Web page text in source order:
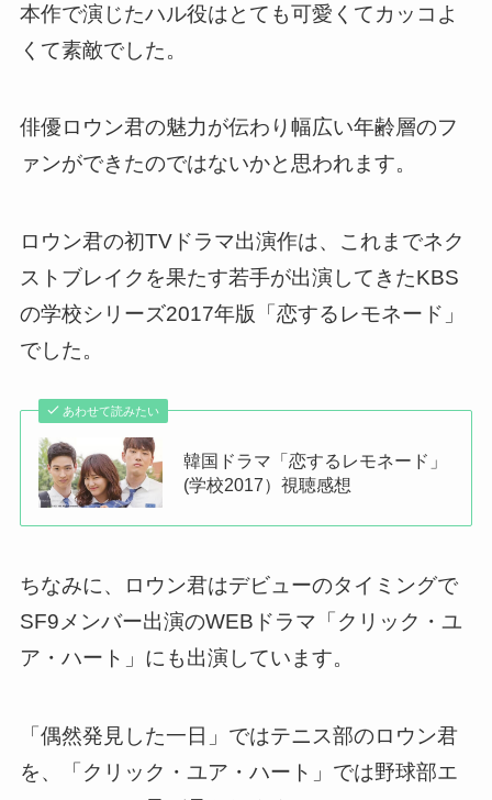
本作で演じたハル役はとても可愛くてカッコよ
くて素敵でした。
俳優ロウン君の魅力が伝わり幅広い年齢層のフ
ァンができたのではないかと思われます。
ロウン君の初TVドラマ出演作は、これまでネク
ストブレイクを果たす若手が出演してきたKBS
の学校シリーズ2017年版「恋するレモネード」
でした。
あわせて読みたい
韓国ドラマ「恋するレモネード」
(学校2017）視聴感想
ちなみに、ロウン君はデビューのタイミングで
SF9メンバー出演のWEBドラマ「クリック・ユ
ア・ハート」にも出演しています。
「偶然発見した一日」ではテニス部のロウン君
を、「クリック・ユア・ハート」では野球部エ